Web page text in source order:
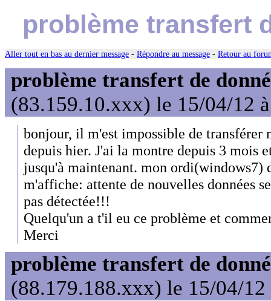
problème transfert
Aller tout en bas au dernier message - Répondre au message - Retour au
problème transfert de
(83.159.10.xxx) le 15/04/12
bonjour, il m'est impossible de transférer
depuis hier. J'ai la montre depuis 3 mois
jusqu'à maintenant. mon ordi(windows7)
m'affiche: attente de nouvelles données
pas détectée!!!
Quelqu'un a t'il eu ce problème et
Merci
problème transfert de
(88.179.188.xxx) le 15/04/12